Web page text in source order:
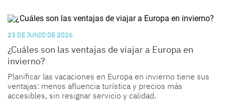
23 DE JUNIO DE 2026
¿Cuáles son las ventajas de viajar a Europa en
invierno?
Planificar las vacaciones en Europa en invierno tiene sus
ventajas: menos afluencia turística y precios más
accesibles, sin resignar servicio y calidad.